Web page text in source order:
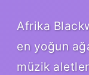
Afrika
en yoğun
müzik